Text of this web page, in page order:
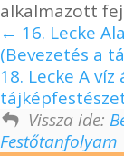
alkalmazott
16. Lecke
(Bevezetés a
18. Lecke A
Vissza ide:
Festőtanfolyam